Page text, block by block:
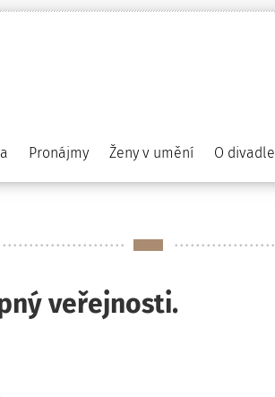
Pronájmy Ženy v umění O divadle
veřejnosti.